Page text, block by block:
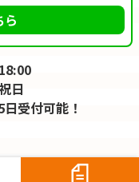
ら
日
受付可能！